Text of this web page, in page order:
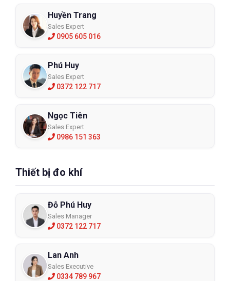
Huyền Trang
Sales Expert
0905 605 016
Phú Huy
Sales Expert
0372 122 717
Ngọc Tiên
Sales Expert
0986 151 363
Thiết bị đo khí
Đỗ Phú Huy
Sales Manager
0372 122 717
Lan Anh
Sales Executive
0334 789 967